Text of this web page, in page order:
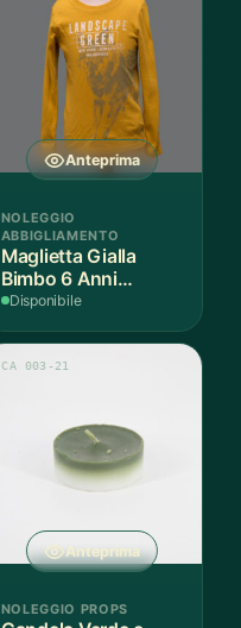
Anteprima
NOLEGGIO
ABBIGLIAMENTO
Maglietta Gialla
Bimbo 6 Anni
Cotone - 1 Pezzo
Disponibile
Anteprima
CA 003-21
NOLEGGIO PROPS